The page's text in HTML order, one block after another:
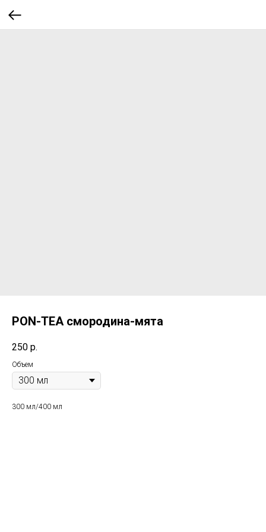
PON-TEA смородина-мята
250 р.
Объем
300 мл/400 мл